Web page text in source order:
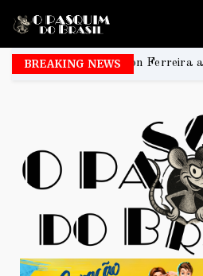
BREAKING NEWS
Ferreira ao Governo do DF